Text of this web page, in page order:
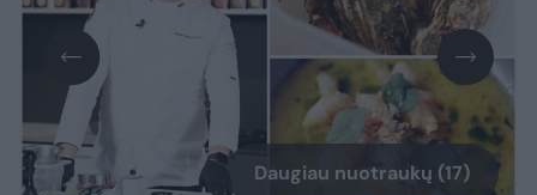
Daugiau nuotraukų (17)